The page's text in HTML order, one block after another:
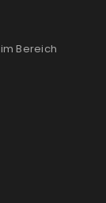
Bereich